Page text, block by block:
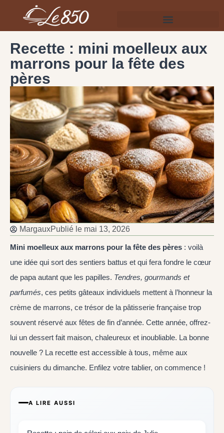
Recette : mini moelleux aux
marrons pour la fête des
pères
MargauxPublié le mai 13, 2026
Mini moelleux aux marrons pour la fête des pères : voilà
une idée qui sort des sentiers battus et qui fera fondre le cœur
de papa autant que les papilles. Tendres, gourmands et
parfumés, ces petits gâteaux individuels mettent à l’honneur la
crème de marrons, ce trésor de la pâtisserie française trop
souvent réservé aux fêtes de fin d’année. Cette année, offrez-
lui un dessert fait maison, chaleureux et inoubliable. La bonne
nouvelle ? La recette est accessible à tous, même aux
cuisiniers du dimanche. Enfilez votre tablier, on commence !
A LIRE AUSSI